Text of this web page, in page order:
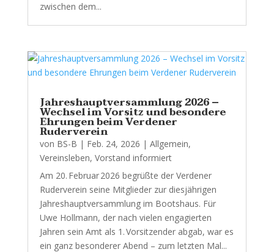
zwischen dem...
Jahreshauptversammlung 2026 –
Wechsel im Vorsitz und besondere
Ehrungen beim Verdener
Ruderverein
von BS-B | Feb. 24, 2026 | Allgemein,
Vereinsleben, Vorstand informiert
Am 20. Februar 2026 begrüßte der Verdener
Ruderverein seine Mitglieder zur diesjährigen
Jahreshauptversammlung im Bootshaus. Für
Uwe Hollmann, der nach vielen engagierten
Jahren sein Amt als 1. Vorsitzender abgab, war es
ein ganz besonderer Abend – zum letzten Mal...